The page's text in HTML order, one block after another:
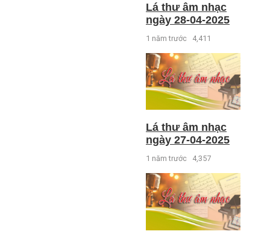
Lá thư âm nhạc
ngày 28-04-2025
1 năm trước 4,411
Lá thư âm nhạc
ngày 27-04-2025
1 năm trước 4,357